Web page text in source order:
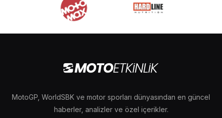
MotoGP, WorldSBK ve motor sporları dünyasından en güncel
haberler, analizler ve özel içerikler.